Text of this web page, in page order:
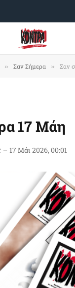
» Σαν Σήμερα » Σαν
17 Μάη
17 Μάι 2026, 00:01